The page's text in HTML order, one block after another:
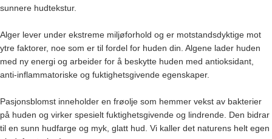
sunnere hudtekstur.
Alger lever under ekstreme miljøforhold og er motstandsdyktige mot
ytre faktorer, noe som er til fordel for huden din. Algene lader huden
med ny energi og arbeider for å beskytte huden med antioksidant,
anti-inflammatoriske og fuktighetsgivende egenskaper.
Pasjonsblomst inneholder en frøolje som hemmer vekst av bakterier
på huden og virker spesielt fuktighetsgivende og lindrende. Den bidrar
til en sunn hudfarge og myk, glatt hud. Vi kaller det naturens helt egen